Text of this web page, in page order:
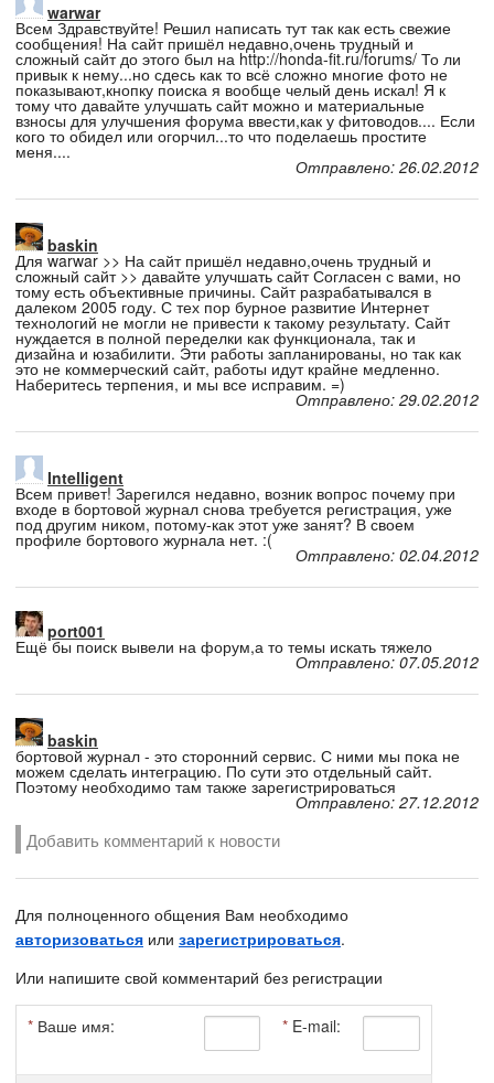
warwar
Всем Здравствуйте! Решил написать тут так как есть свежие
сообщения! На сайт пришёл недавно,очень трудный и
сложный сайт до этого был на http://honda-fit.ru/forums/ То ли
привык к нему...но сдесь как то всё сложно многие фото не
показывают,кнопку поиска я вообще челый день искал! Я к
тому что давайте улучшать сайт можно и материальные
взносы для улучшения форума ввести,как у фитоводов.... Если
кого то обидел или огорчил...то что поделаешь простите
меня....
Отправлено: 26.02.2012
baskin
Для warwar >> На сайт пришёл недавно,очень трудный и
сложный сайт >> давайте улучшать сайт Согласен с вами, но
тому есть объективные причины. Сайт разрабатывался в
далеком 2005 году. С тех пор бурное развитие Интернет
технологий не могли не привести к такому результату. Сайт
нуждается в полной переделки как функционала, так и
дизайна и юзабилити. Эти работы запланированы, но так как
это не коммерческий сайт, работы идут крайне медленно.
Наберитесь терпения, и мы все исправим. =)
Отправлено: 29.02.2012
Intelligent
Всем привет! Зарегился недавно, возник вопрос почему при
входе в бортовой журнал снова требуется регистрация, уже
под другим ником, потому-как этот уже занят? В своем
профиле бортового журнала нет. :(
Отправлено: 02.04.2012
port001
Ещё бы поиск вывели на форум,а то темы искать тяжело
Отправлено: 07.05.2012
baskin
бортовой журнал - это сторонний сервис. С ними мы пока не
можем сделать интеграцию. По сути это отдельный сайт.
Поэтому необходимо там также зарегистрироваться
Отправлено: 27.12.2012
Добавить комментарий к новости
Для полноценного общения Вам необходимо
авторизоваться или зарегистрироваться.
Или напишите свой комментарий без регистрации
* Ваше имя: * E-mail: